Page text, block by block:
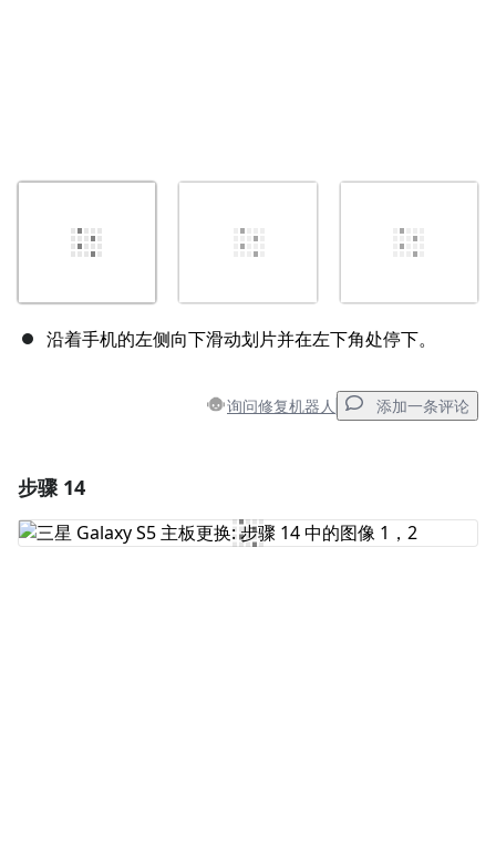
沿着手机的左侧向下滑动划片并在左下角处停下。
询问修复机器人 添加一条评论
添加评论
步骤 14